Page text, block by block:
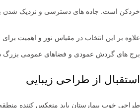
خردکن است. جاده های دسترسی و نزدیک شدن
علاوه بر این انتخاب در مقیاس نور و اهمیت
برج های گردش عمودی و فضاهای عمومی بزرگ
استقبال از طراحی زیبایی